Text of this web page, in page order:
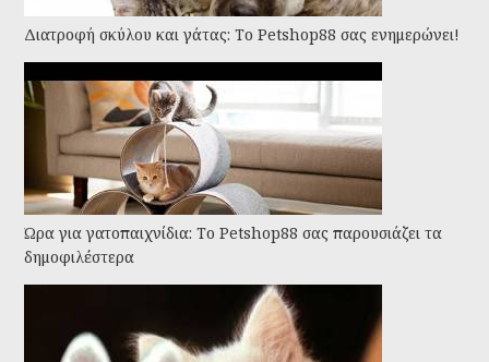
Διατροφή σκύλου και γάτας: Το Petshop88 σας ενημερώνει!
Ώρα για γατοπαιχνίδια: Το Petshop88 σας παρουσιάζει τα
δημοφιλέστερα